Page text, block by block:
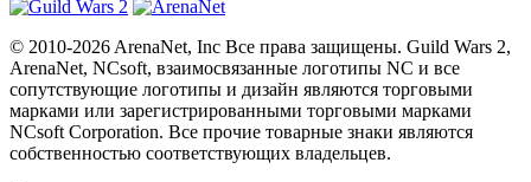
© 2010-2026 ArenaNet, Inc Все права защищены. Guild Wars 2,
ArenaNet, NCsoft, взаимосвязанные логотипы NC и все
сопутствующие логотипы и дизайн являются торговыми
марками или зарегистрированными торговыми марками
NCsoft Corporation. Все прочие товарные знаки являются
собственностью соответствующих владельцев.